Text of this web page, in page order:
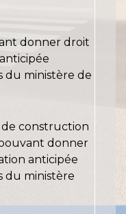
donner droit
du ministère de
de construction
donner
anticipée
du ministère